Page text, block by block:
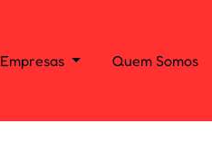
Empresas Quem Somos